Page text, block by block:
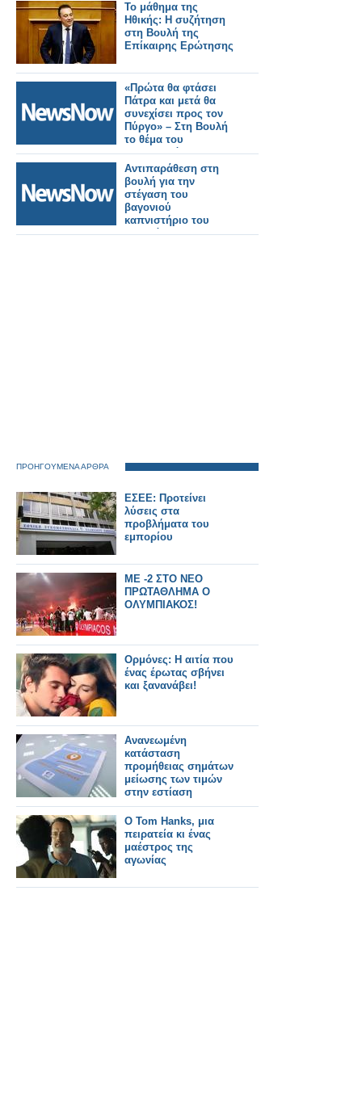
Το μάθημα της
Ηθικής: Η συζήτηση
στη Βουλή της
Επίκαιρης Ερώτησης
«Πρώτα θα φτάσει
Πάτρα και μετά θα
συνεχίσει προς τον
Πύργο» – Στη Βουλή
το θέμα του
σιδηροδρόμου της
Ηλείας
Αντιπαράθεση στη
βουλή για την
στέγαση του
βαγονιού
καπνιστήριο του
Σουλτάνου
ΠΡΟΗΓΟΥΜΕΝΑ ΑΡΘΡΑ
ΕΣΕΕ: Προτείνει
λύσεις στα
προβλήματα του
εμπορίου
ΜΕ -2 ΣΤΟ ΝΕΟ
ΠΡΩΤΑΘΛΗΜΑ Ο
ΟΛΥΜΠΙΑΚΟΣ!
Ορμόνες: Η αιτία που
ένας έρωτας σβήνει
και ξανανάβει!
Ανανεωμένη
κατάσταση
προμήθειας σημάτων
μείωσης των τιμών
στην εστίαση
O Tom Hanks, μια
πειρατεία κι ένας
μαέστρος της
αγωνίας